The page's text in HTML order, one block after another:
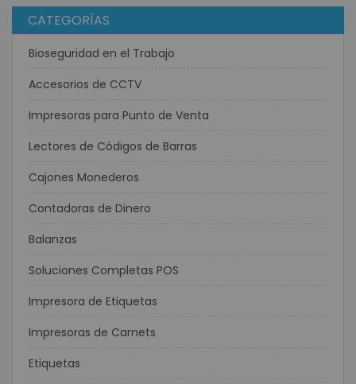
CATEGORÍAS
Bioseguridad en el Trabajo
Accesorios de CCTV
Impresoras para Punto de Venta
Lectores de Códigos de Barras
Cajones Monederos
Contadoras de Dinero
Balanzas
Soluciones Completas POS
Impresora de Etiquetas
Impresoras de Carnets
Etiquetas